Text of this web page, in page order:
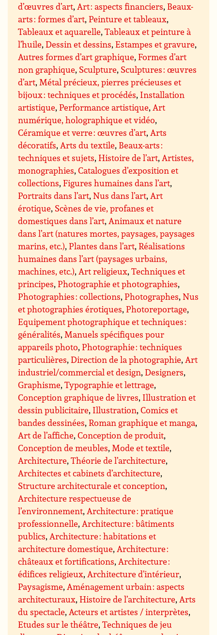
d’œuvres d’art,Art : aspects financiers, Beaux-
arts : formes d’art,Peinture et tableaux,
Tableaux et aquarelle,Tableaux et peinture à
l’huile,Dessin et dessins,Estampes et gravure,
Autres formes d’art graphique,Formes d’art
non graphique, Sculpture, Sculptures : œuvres
d’art,Métal précieux, pierres précieuses et
bijoux : techniques et procédés, Installation
artistique,Performance artistique,Art
numérique, holographique et vidéo,
Céramique et verre : œuvres d’art,Arts
décoratifs,Arts du textile, Beaux-arts :
techniques et sujets,Histoire de l’art,Artistes,
monographies,Catalogues d’exposition et
collections,Figures humaines dans l’art,
Portraits dans l’art,Nus dans l’art,Art
érotique, Scènes de vie, profanes et
domestiques dans l’art,Animaux et nature
dans l’art (natures mortes, paysages, paysages
marins, etc.),Plantes dans l’art,Réalisations
humaines dans l’art (paysages urbains,
machines, etc.),Art religieux,Techniques et
principes,Photographie et photographies,
Photographies : collections,Photographes,Nus
et photographies érotiques,Photoreportage,
Equipement photographique et techniques :
généralités,Manuels spécifiques pour
appareils photo,Photographie : techniques
particulières,Direction de la photographie,Art
industriel/commercial et design,Designers,
Graphisme,Typographie et lettrage,
Conception graphique de livres, Illustration et
dessin publicitaire, Illustration,Comics et
bandes dessinées,Roman graphique et manga,
Art de l’affiche,Conception de produit,
Conception de meubles,Mode et textile,
Architecture,Théorie de l’architecture,
Architectes et cabinets d’architecture,
Structure architecturale et conception,
Architecture respectueuse de
l’environnement,Architecture : pratique
professionnelle,Architecture : bâtiments
publics,Architecture : habitations et
architecture domestique,Architecture :
châteaux et fortifications,Architecture :
édifices religieux,Architecture d’intérieur,
Paysagisme,Aménagement urbain : aspects
architecturaux,Histoire de l’architecture,Arts
du spectacle,Acteurs et artistes / interprètes,
Etudes sur le théâtre,Techniques de jeu